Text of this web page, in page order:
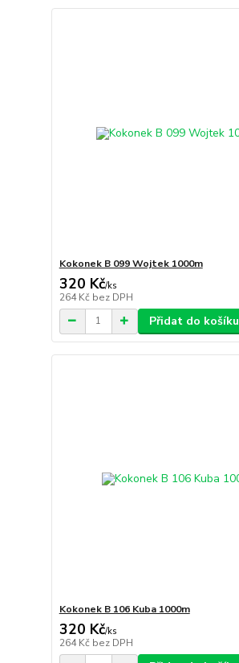
Kokonek B 099 Wojtek 1000m
320 Kč/ks
264 Kč bez DPH
Přidat do košíku
Kokonek B 106 Kuba 1000m
320 Kč/ks
264 Kč bez DPH